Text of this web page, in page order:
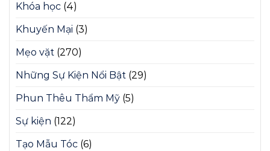
Khóa học (4)
Khuyến Mại (3)
Mẹo vặt (270)
Những Sự Kiện Nổi Bật (29)
Phun Thêu Thẩm Mỹ (5)
Sự kiện (122)
Tạo Mẫu Tóc (6)